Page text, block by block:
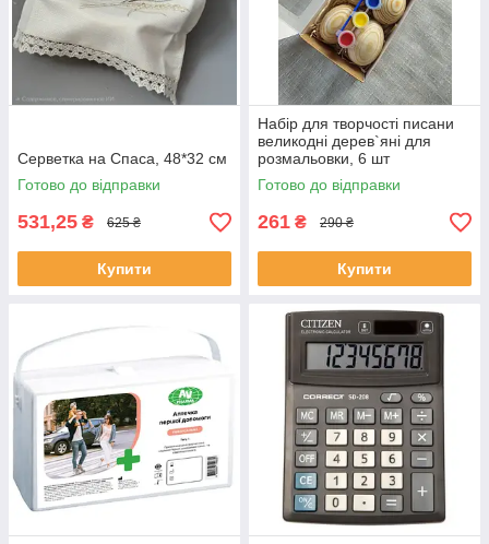
Серветка на Спаса, 48*32 см
Готово до відправки
531,25 ₴ 625 ₴
Купити
Набір для творчості писани
великодні дерев`яні для
розмальовки, 6 шт
Готово до відправки
261 ₴ 290 ₴
Купити